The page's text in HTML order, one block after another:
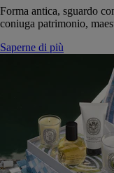
Forma antica, sguardo
coniuga patrimonio,
Saperne di più